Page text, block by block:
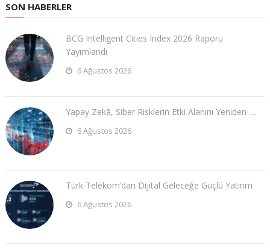
SON HABERLER
BCG Intelligent Cities Index 2026 Raporu
Yayımlandı
6 Ağustos 2026
Yapay Zekâ, Siber Risklerin Etki Alanını Yeniden …
6 Ağustos 2026
Türk Telekom’dan Dijital Geleceğe Güçlü Yatırım
6 Ağustos 2026